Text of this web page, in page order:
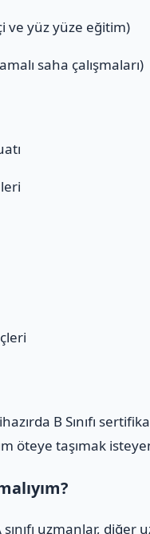
ve yüz yüze eğitim)
saha çalışmaları)
B Sınıfı
öteye taşımak
sınıfı uzmanlar, diğer